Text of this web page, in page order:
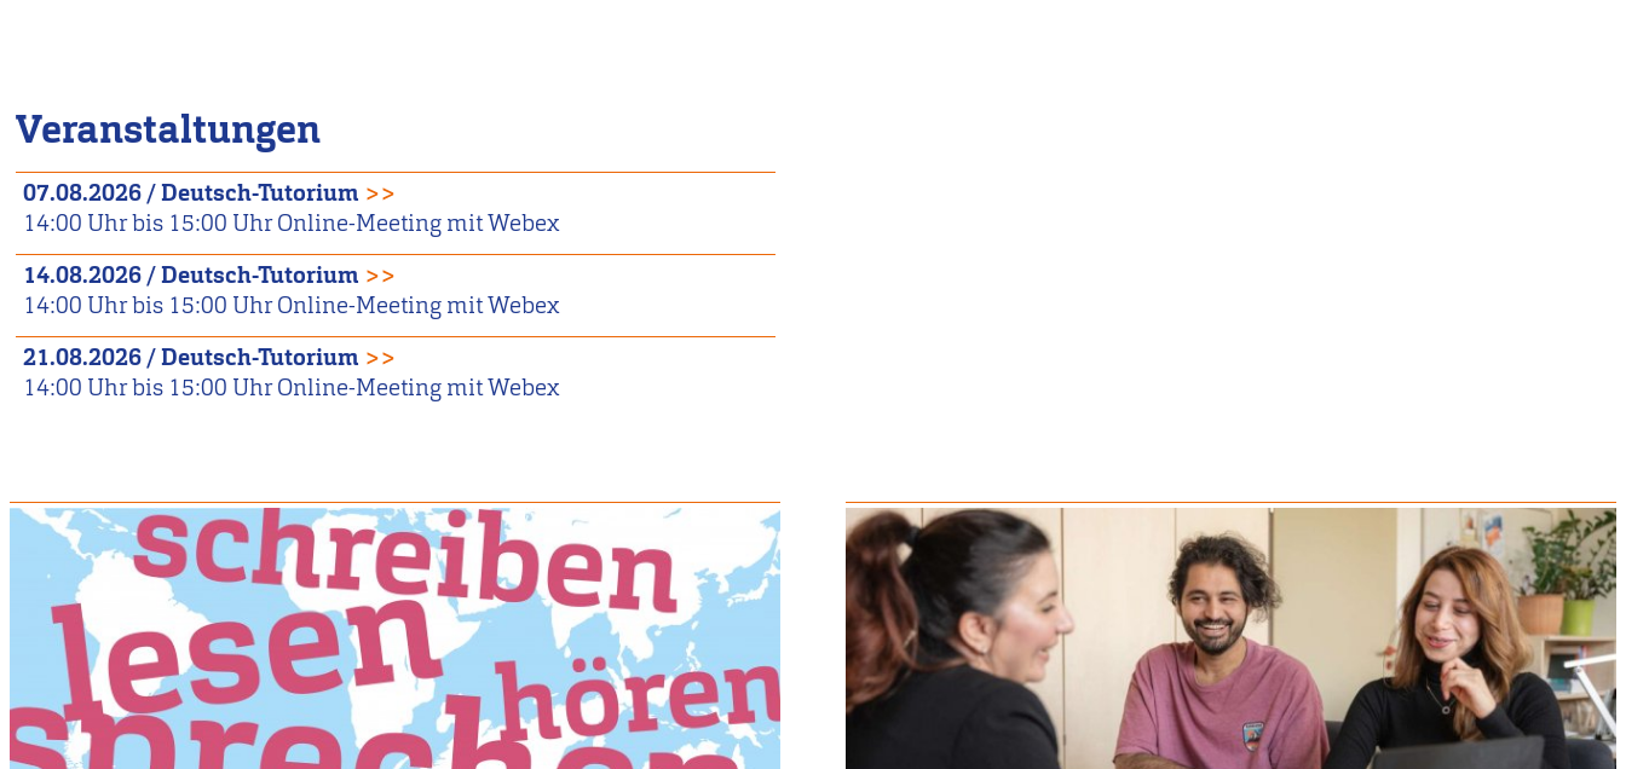
Veranstaltungen
07.08.2026/Deutsch-Tutorium >>
14:00 Uhr bis 15:00 Uhr Online-Meeting mit Webex
14.08.2026/Deutsch-Tutorium >>
14:00 Uhr bis 15:00 Uhr Online-Meeting mit Webex
21.08.2026/Deutsch-Tutorium >>
14:00 Uhr bis 15:00 Uhr Online-Meeting mit Webex